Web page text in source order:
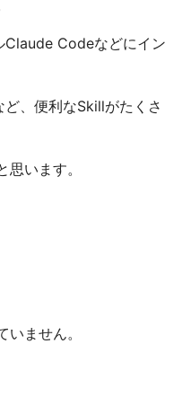
Claude Codeなどにイン
、便利なSkillがたくさ
います。
ません。